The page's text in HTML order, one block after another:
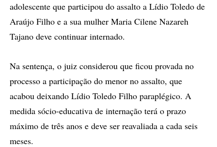
adolescente que participou do assalto a Lídio Toledo de
Araújo Filho e a sua mulher Maria Cilene Nazareh
Tajano deve continuar internado.
Na sentença, o juiz considerou que ficou provada no
processo a participação do menor no assalto, que
acabou deixando Lídio Toledo Filho paraplégico. A
medida sócio-educativa de internação terá o prazo
máximo de três anos e deve ser reavaliada a cada seis
meses.